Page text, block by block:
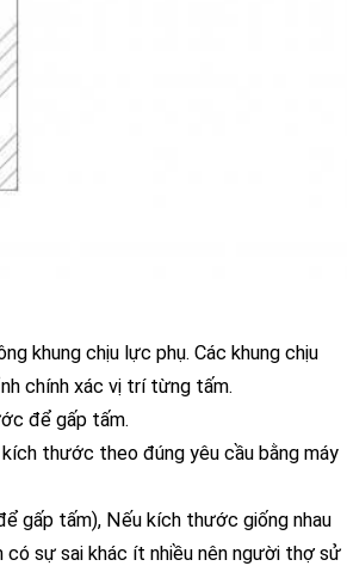
khung chịu lực phụ. Các khung chịu
chính xác vị trí từng tấm.
để gấp tấm.
thước theo đúng yêu cầu bằng máy
gấp tấm), Nếu kích thước giống nhau
sự sai khác ít nhiều nên người thợ sử